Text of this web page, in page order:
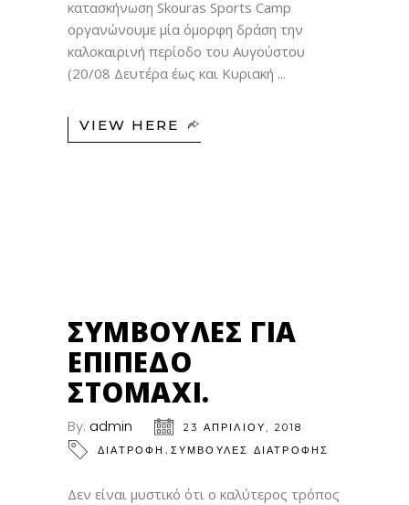
κατασκήνωση Skouras Sports Camp
οργανώνουμε μία όμορφη δράση την
καλοκαιρινή περίοδο του Αυγούστου
(20/08 Δευτέρα έως και Κυριακή
VIEW HERE
ΣΥΜΒΟΥΛΈΣ ΓΙΑ
ΕΠΊΠΕΔΟ
ΣΤΟΜΆΧΙ.
By: admin
23 ΑΠΡΙΛΊΟΥ, 2018
ΔΙΑΤΡΟΦΗ , ΣΥΜΒΟΥΛΕΣ ΔΙΑΤΡΟΦΗΣ
Δεν είναι μυστικό ότι ο καλύτερος τρόπος